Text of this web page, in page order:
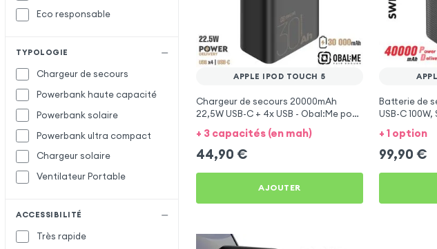
Forcell
Maxlife
M
OBAL:ME
Samsung
S
Setty
Xtorm
Eco responsable
TYPOLOGIE
Chargeur de secours
Powerbank haute capacité
Powerbank solaire
Powerbank ultra compact
Chargeur solaire
Ventilateur Portable
ACCESSIBILITÉ
Très rapide
APPLE IPOD TOUCH 5
Chargeur de secours 20000mAh
22,5W USB-C + 4x USB - Obal:Me pour
Apple iPod Touch 5
+ 3 capacités (en mah)
44,90 €
AJOUTER
Batterie de
USB-C
Touch 5
+ 1 option
99,90 €